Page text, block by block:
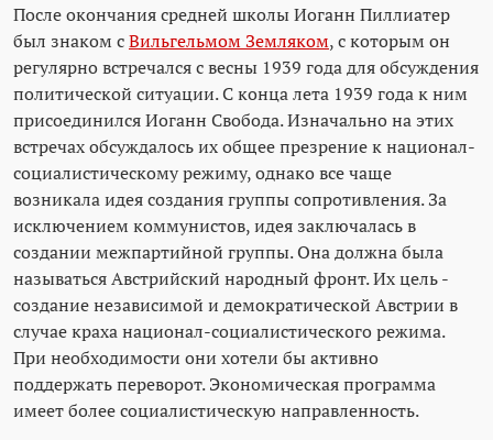
После окончания средней школы Иоганн Пиллиатер
был знаком сВильгельмом Земляком, с которым он
регулярно встречался с весны 1939 года для обсуждения
политической ситуации. С конца лета 1939 года к ним
присоединился Иоганн Свобода. Изначально на этих
встречах обсуждалось их общее презрение к национал-
социалистическому режиму, однако все чаще
возникала идея создания группы сопротивления. За
исключением коммунистов, идея заключалась в
создании межпартийной группы. Она должна была
называться Австрийский народный фронт. Их цель -
создание независимой и демократической Австрии в
случае краха национал-социалистического режима.
При необходимости они хотели бы активно
поддержать переворот. Экономическая программа
имеет более социалистическую направленность.